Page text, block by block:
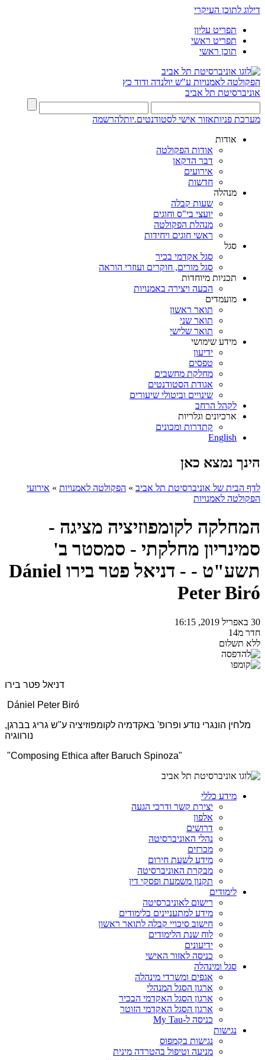
דילוג לתוכן העיקרי
תפריט עליון
תפריט ראשי
תוכן ראשי
הפקולטה לאמנויות ע"ש יולנדה ודוד כץ
אוניברסיטת תל אביב
מערכת פניותאזור אישי לסטודנטים.יותלהרשמה
אודות
אודות הפקולטה
דבר הדקאן
אירועים
חדשות
מנהלה
שעות קבלה
יועצי בי"ס וחוגים
מנהלת הפקולטה
ראשי חוגים ויחידות
סגל
סגל אקדמי בכיר
סגל מורים, חוקרים ועוזרי הוראה
תכניות מיוחדות
הבעה ויצירה באמנויות
מועמדים
תואר ראשון
תואר שני
תואר שלישי
מידע שימושי
ידיעון
טפסים
מחלקת מחשבים
אגודת הסטודנטים
שינויים וביטולי שיעורים
לקהל הרחב
ארכיונים וגלריות
קתדרות ומכונים
English
הינך נמצא כאן
לדף הבית של אוניברסיטת תל אביב » הפקולטה לאמנויות » אירועי
הפקולטה לאמנויות
המחלקה לקומפוזיציה מציגה -
סמינריון מחלקתי - סמסטר ב'
תשע"ט - - דניאל פטר בירו Dániel
Peter Biró
30 באפריל 2019, 16:15
חדר מ14
ללא תשלום
דניאל פטר בירו
Dániel Peter Biró
מלחין הונגרי נודע ופרופ' באקדמיה לקומפוזיציה ע"ש גריג בברגן,
נורווגיה
"Composing Ethica after Baruch Spinoza"
מידע כללי
יצירת קשר ודרכי הגעה
אלפון
דרושים
נהלי האוניברסיטה
מכרזים
מידע לשעת חירום
מבקרת האוניברסיטה
תקנון משמעת ופסקי דין
לימודים
רישום לאוניברסיטה
מידע למתעניינים בלימודים
חישוב סיכויי קבלה לתואר ראשון
לוח שנת הלימודים
ידיעונים
כניסה לאזור האישי
סגל ומינהלה
אגפים ומשרדי מינהלה
ארגון הסגל המנהלי
ארגון הסגל האקדמי הבכיר
ארגון הסגל האקדמי הזוטר
כניסה ל-My Tau
נגישות
נגישות בקמפוס
מניעה וטיפול בהטרדה מינית